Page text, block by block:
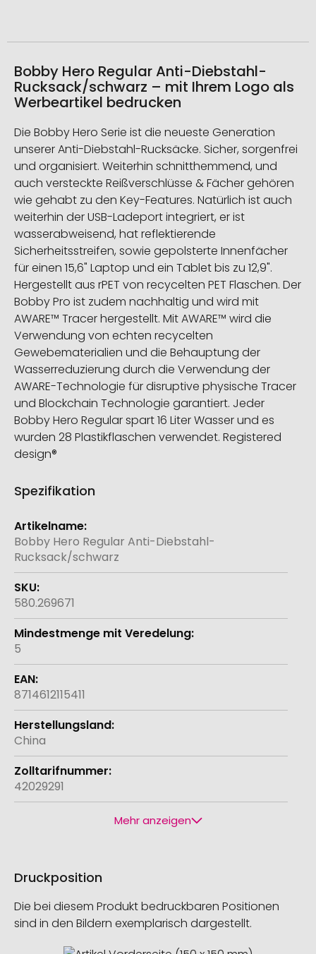
Bobby Hero Regular Anti-Diebstahl-
Rucksack/schwarz – mit Ihrem Logo als
Werbeartikel bedrucken
Die Bobby Hero Serie ist die neueste Generation
unserer Anti-Diebstahl-Rucksäcke. Sicher, sorgenfrei
und organisiert. Weiterhin schnitthemmend, und
auch versteckte Reißverschlüsse & Fächer gehören
wie gehabt zu den Key-Features. Natürlich ist auch
weiterhin der USB-Ladeport integriert, er ist
wasserabweisend, hat reflektierende
Sicherheitsstreifen, sowie gepolsterte Innenfächer
für einen 15,6" Laptop und ein Tablet bis zu 12,9".
Hergestellt aus rPET von recycelten PET Flaschen. Der
Bobby Pro ist zudem nachhaltig und wird mit
AWARE™ Tracer hergestellt. Mit AWARE™ wird die
Verwendung von echten recycelten
Gewebematerialien und die Behauptung der
Wasserreduzierung durch die Verwendung der
AWARE-Technologie für disruptive physische Tracer
und Blockchain Technologie garantiert. Jeder
Bobby Hero Regular spart 16 Liter Wasser und es
wurden 28 Plastikflaschen verwendet. Registered
design®
Spezifikation
Weitere
Informationen
Bobby Hero Regular Anti-Diebstahl-
Rucksack/schwarz
580.269671
5
8714612115411
China
42029291
Mehr anzeigen
Druckposition
Die bei diesem Produkt bedruckbaren Positionen
sind in den Bildern exemplarisch dargestellt.